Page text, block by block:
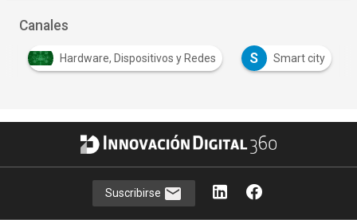
Canales
Hardware, Dispositivos y Redes S Smart city
Suscribirse